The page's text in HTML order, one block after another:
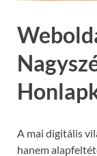
A mai digitális
hanem